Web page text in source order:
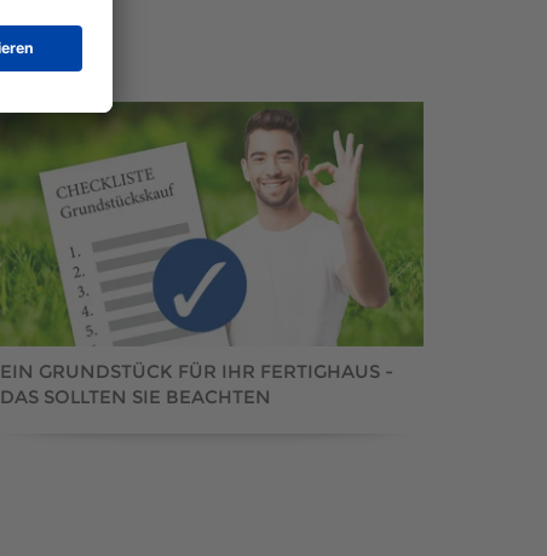
EIN GRUNDSTÜCK FÜR IHR FERTIGHAUS -
DAS SOLLTEN SIE BEACHTEN